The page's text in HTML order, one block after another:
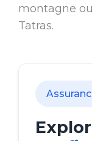
montagne
Tatras.